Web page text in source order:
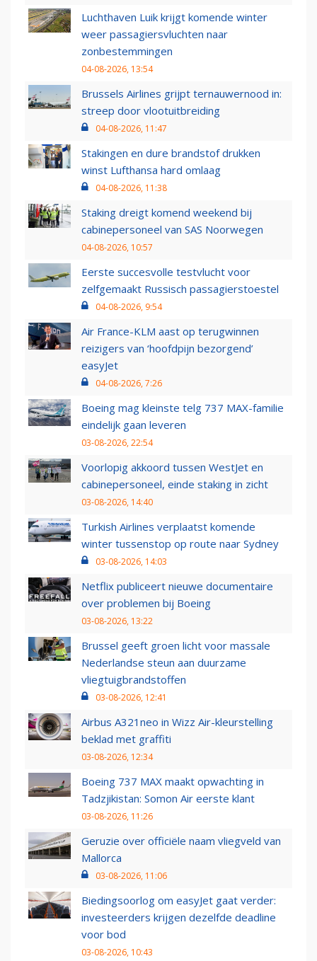
Luchthaven Luik krijgt komende winter
weer passagiersvluchten naar
zonbestemmingen
04-08-2026, 13:54
Brussels Airlines grijpt ternauwernood in:
streep door vlootuitbreiding
04-08-2026, 11:47
Stakingen en dure brandstof drukken
winst Lufthansa hard omlaag
04-08-2026, 11:38
Staking dreigt komend weekend bij
cabinepersoneel van SAS Noorwegen
04-08-2026, 10:57
Eerste succesvolle testvlucht voor
zelfgemaakt Russisch passagierstoestel
04-08-2026, 9:54
Air France-KLM aast op terugwinnen
reizigers van ‘hoofdpijn bezorgend’
easyJet
04-08-2026, 7:26
Boeing mag kleinste telg 737 MAX-familie
eindelijk gaan leveren
03-08-2026, 22:54
Voorlopig akkoord tussen WestJet en
cabinepersoneel, einde staking in zicht
03-08-2026, 14:40
Turkish Airlines verplaatst komende
winter tussenstop op route naar Sydney
03-08-2026, 14:03
Netflix publiceert nieuwe documentaire
over problemen bij Boeing
03-08-2026, 13:22
Brussel geeft groen licht voor massale
Nederlandse steun aan duurzame
vliegtuigbrandstoffen
03-08-2026, 12:41
Airbus A321neo in Wizz Air-kleurstelling
beklad met graffiti
03-08-2026, 12:34
Boeing 737 MAX maakt opwachting in
Tadzjikistan: Somon Air eerste klant
03-08-2026, 11:26
Geruzie over officiële naam vliegveld van
Mallorca
03-08-2026, 11:06
Biedingsoorlog om easyJet gaat verder:
investeerders krijgen dezelfde deadline
voor bod
03-08-2026, 10:43